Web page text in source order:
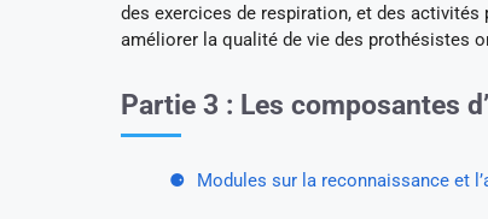
des exercices de respiration, et des
améliorer la qualité de vie des prothésistes
Partie 3 : Les composantes
Modules sur la reconnaissance et